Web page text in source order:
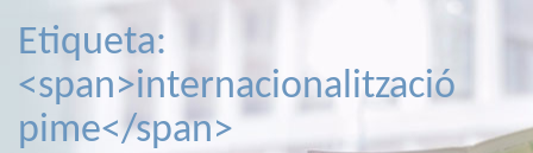
Etiqueta:
<span>internacionalització
pime</span>